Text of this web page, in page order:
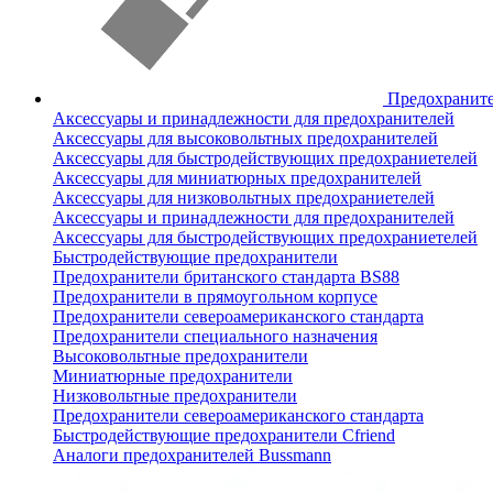
Аксессуары и принадлежности для предохранителей
Аксессуары для высоковольтных предохранителей
Аксессуары для быстродействующих предохраниетелей
Аксессуары для миниатюрных предохранителей
Аксессуары для низковольтных предохраниетелей
Аксессуары и принадлежности для предохранителей
Аксессуары для быстродействующих предохраниетелей
Быстродействующие предохранители
Предохранители британского стандарта BS88
Предохранители в прямоугольном корпусе
Предохранители североамериканского стандарта
Предохранители специального назначения
Высоковольтные предохранители
Миниатюрные предохранители
Низковольтные предохранители
Предохранители североамериканского стандарта
Быстродействующие предохранители Cfriend
Аналоги предохранителей Bussmann